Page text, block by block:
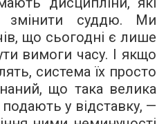
змінити суддю. Ми
що сьогодні є лише
вимоги часу. І якщо
система їх просто
що така велика
подають у відставку, —